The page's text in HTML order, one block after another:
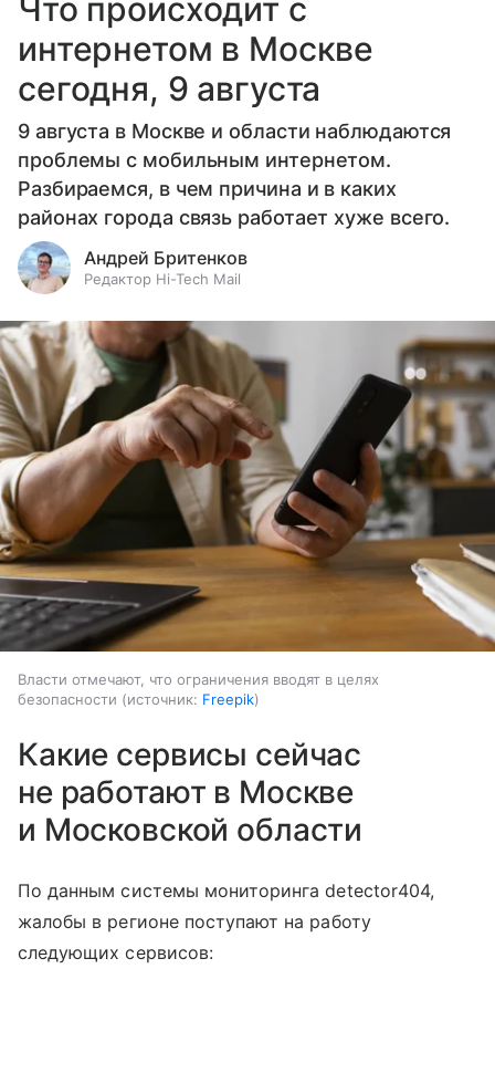
Что происходит с
интернетом в Москве
сегодня, 9 августа
9 августа в Москве и области наблюдаются
проблемы с мобильным интернетом.
Разбираемся, в чем причина и в каких
районах города связь работает хуже всего.
Андрей Бритенков
Редактор Hi-Tech Mail
Власти отмечают, что ограничения вводят в целях
безопасности
источник: Freepik
Какие сервисы сейчас
не работают в Москве
и Московской области
По данным системы мониторинга detector404,
жалобы в регионе поступают на работу
следующих сервисов: